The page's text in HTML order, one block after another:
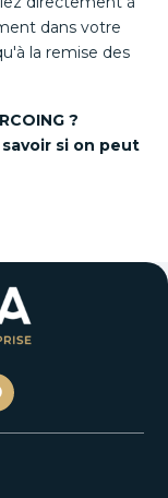
dans votre
la remise des
?
si on peut